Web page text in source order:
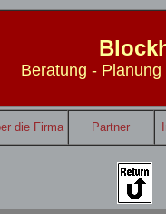
Beratung -
die Firma Partner